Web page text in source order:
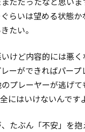
らいは望める状態
たい。
けど内容的には悪く
ーができればパー
プレーヤーが逃げ
にはいけないんです
たぶん「不安」を抱